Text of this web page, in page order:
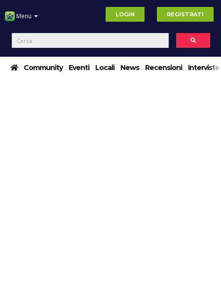
Menu LOGIN REGISTRATI
Community Eventi Locali News Recensioni Interviste